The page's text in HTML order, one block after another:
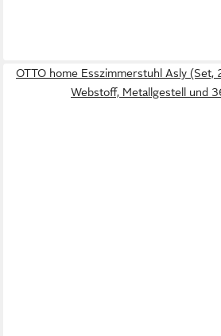
OTTO home Esszimmerstuhl Asly
Webstoff, Metallgestell und